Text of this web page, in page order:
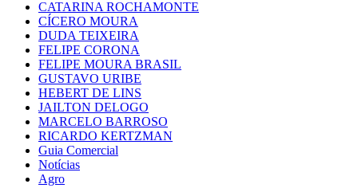
CATARINA ROCHAMONTE
CÍCERO MOURA
DUDA TEIXEIRA
FELIPE CORONA
FELIPE MOURA BRASIL
GUSTAVO URIBE
HEBERT DE LINS
JAILTON DELOGO
MARCELO BARROSO
RICARDO KERTZMAN
Guia Comercial
Notícias
Agro